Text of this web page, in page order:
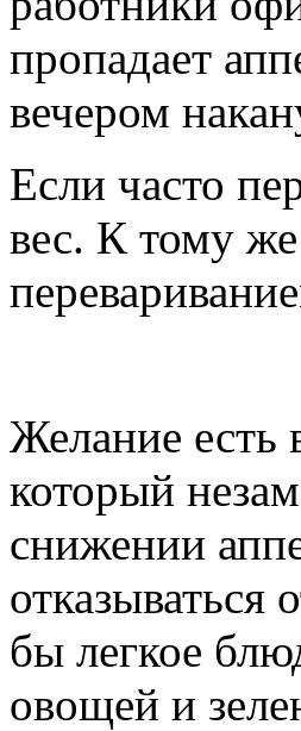
пропадает
вечером
Если часто
вес. К тому же
Желание есть
который
снижении
отказываться
бы легкое
овощей и